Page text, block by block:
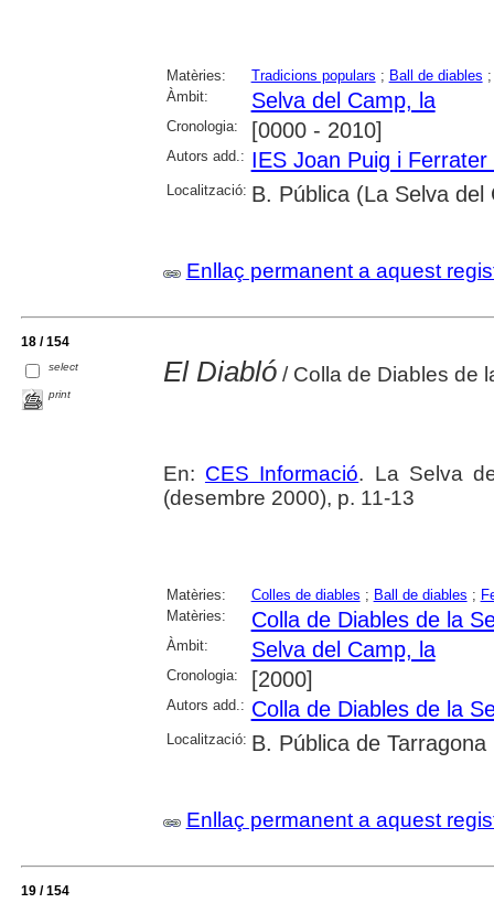
Matèries: Tradicions populars ; Ball de diables
Àmbit:
Selva del Camp, la
Cronologia: [0000 - 2010]
Autors add.: IES Joan Puig i
Localització: B. Pública (La Selva del
Enllaç permanent a aquest
18 / 154
select
print
El Diabló/ Colla de Diables de
En: CES Informació. La Selva
(desembre 2000), p. 11-13
Matèries: Colles de diables ; Ball de diables ;
Matèries:
Colla de Diables de la
Àmbit: Selva del Camp, la
Cronologia: [2000]
Autors add.: Colla de Diables de la
Localització: B. Pública de Tarragona
Enllaç permanent a aquest
19 / 154